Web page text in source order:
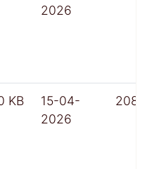
2026
KB
15-04-
2026
208